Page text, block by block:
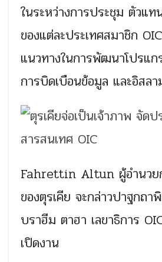
ในระหว่างการประชุม ตัวแ
ของแต่ละประเทศสมาชิก
แนวทางในการพัฒนาโปรแ
การบิดเบือนข้อมูล และอิสลา
Fahrettin Altun ผู้อำนวย
ของตุรเคีย จะกล่าวปาฐกถา
บราฮีม ตาฮา เลขาธิการ
เปิดงาน